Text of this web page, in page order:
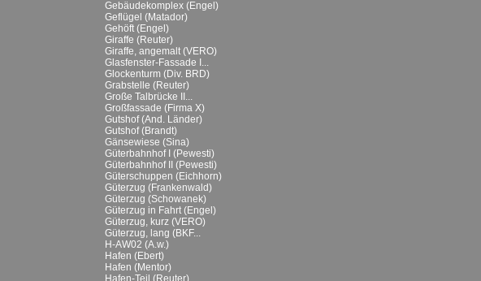
Gebäudekomplex (Engel)
Geflügel (Matador)
Gehöft (Engel)
Giraffe (Reuter)
Giraffe, angemalt (VERO)
Glasfenster-Fassade I...
Glockenturm (Div. BRD)
Grabstelle (Reuter)
Große Talbrücke II...
Großfassade (Firma X)
Gutshof (And. Länder)
Gutshof (Brandt)
Gänsewiese (Sina)
Güterbahnhof I (Pewesti)
Güterbahnhof II (Pewesti)
Güterschuppen (Eichhorn)
Güterzug (Frankenwald)
Güterzug (Schowanek)
Güterzug in Fahrt (Engel)
Güterzug, kurz (VERO)
Güterzug, lang (BKF...
H-AW02 (A.w.)
Hafen (Ebert)
Hafen (Mentor)
Hafen-Teil (Reuter)